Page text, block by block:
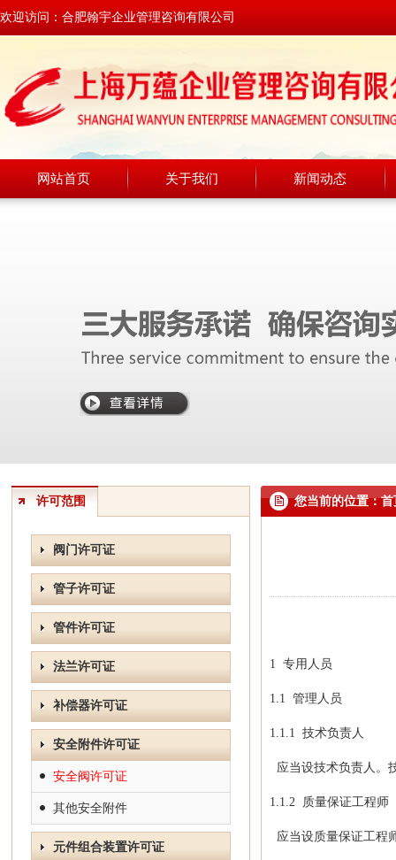
欢迎访问：合肥翰宇企业管理咨询有限公司
网站首页 关于我们 新闻动态
许可范围
阀门许可证
管子许可证
管件许可证
法兰许可证
补偿器许可证
安全附件许可证
安全阀许可证
其他安全附件
元件组合装置许可证
您当前的位置：
1 专用人员
1.1 管理人员
1.1.1 技术负责人
应当设技术负责人。
1.1.2 质量保证工程师
应当设质量保证工程